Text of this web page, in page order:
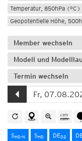
Temperatur, 850hPa (°C)
Geopotentielle Höhe,
Member wechseln
Modell und
Termin wechseln
SHD-N SHD DED2